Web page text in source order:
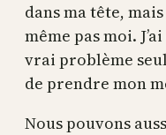
dans ma tête,
même pas moi.
vrai problème
de prendre mon
Nous pouvons